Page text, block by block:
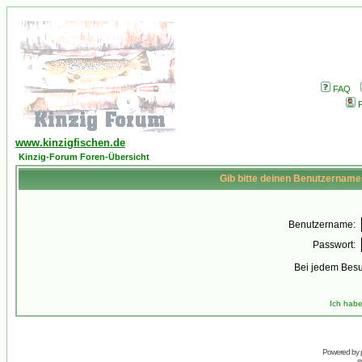
FAQ
www.kinzigfischen.de
Kinzig-Forum Foren-Übersicht
Gib bitte deinen
Benutzername:
Passwort:
Bei jedem
Ich
Powered by